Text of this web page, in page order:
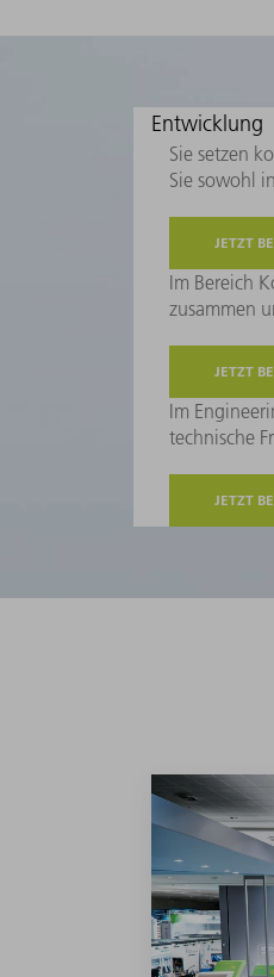
Entwicklung
Sie setzen
Sie sowohl
JETZT
Im Bereich
zusammen
JETZT
Im
technische
JETZT